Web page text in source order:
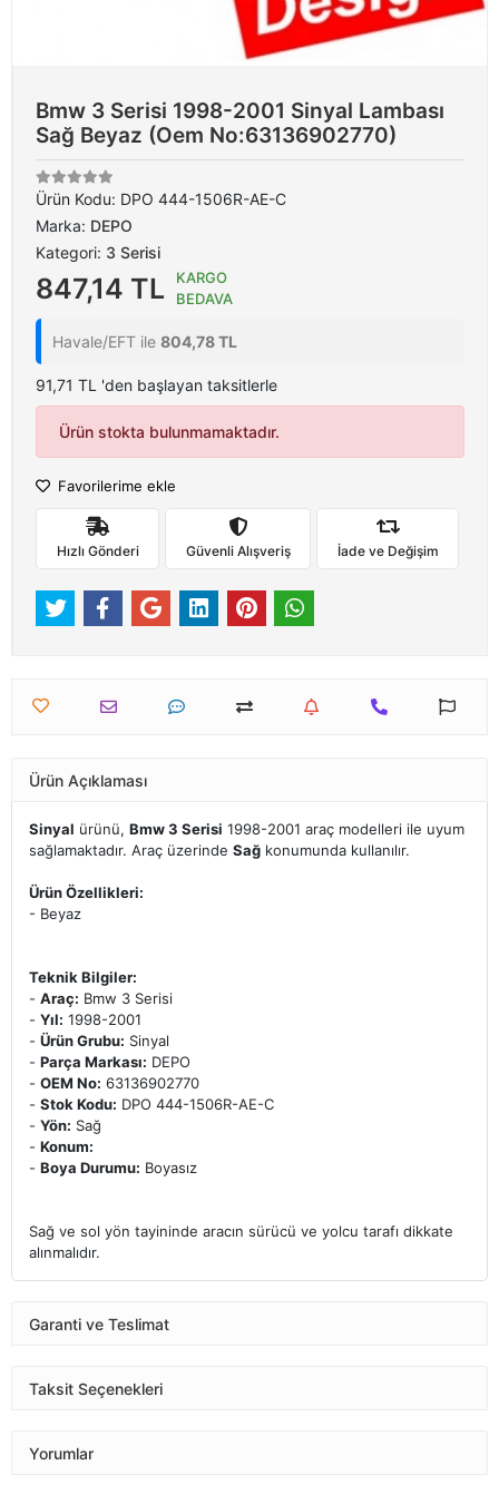
Bmw 3 Serisi 1998-2001 Sinyal Lambası
Sağ Beyaz (Oem No:63136902770)
Ürün Kodu: DPO 444-1506R-AE-C
Marka: DEPO
Kategori: 3 Serisi
847,14 TL
KARGO
BEDAVA
Havale/EFT ile 804,78 TL
91,71 TL 'den başlayan taksitlerle
Ürün stokta bulunmamaktadır.
Favorilerime ekle
Hızlı Gönderi Güvenli Alışveriş İade ve Değişim
Ürün Açıklaması
Sinyal ürünü, Bmw 3 Serisi 1998-2001 araç modelleri ile uyum
sağlamaktadır. Araç üzerinde Sağ konumunda kullanılır.
Ürün Özellikleri:
- Beyaz
Teknik Bilgiler:
- Araç: Bmw 3 Serisi
- Yıl: 1998-2001
- Ürün Grubu: Sinyal
- Parça Markası: DEPO
- OEM No: 63136902770
- Stok Kodu: DPO 444-1506R-AE-C
- Yön: Sağ
- Konum:
- Boya Durumu: Boyasız
Sağ ve sol yön tayininde aracın sürücü ve yolcu tarafı dikkate
alınmalıdır.
Garanti ve Teslimat
Taksit Seçenekleri
Yorumlar